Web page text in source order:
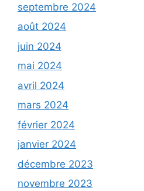
septembre 2024
août 2024
juin 2024
mai 2024
avril 2024
mars 2024
février 2024
janvier 2024
décembre 2023
novembre 2023